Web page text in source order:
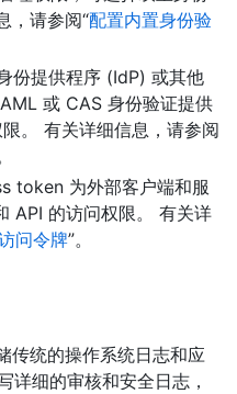
，请参阅“配置内置身份验
份提供程序 (IdP) 或其他
或 CAS 身份验证提供
。 有关详细信息，请参阅
token 为外部客户端和服
API 的访问权限。 有关详
问令牌”。
统的操作系统日志和应
详细的审核和安全日志，